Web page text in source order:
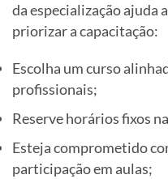
da especialização ajuda
priorizar a capacitação:
Escolha um curso
profissionais;
Reserve horários fixos
Esteja comprometido
participação em aulas;